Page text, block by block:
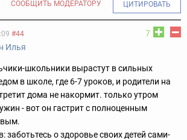
СООБЩИТЬ МОДЕРАТОРУ ЦИТИРОВАТЬ
7
#44
Илья
школьники вырастут в сильных
в школе, где 6-7 уроков, и родители на
дома не накормит. только утром
- вот он гастрит с полноценным
заботьтесь о здоровье своих детей сами-